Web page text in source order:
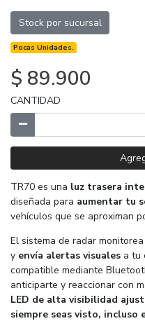
Stock por sucursal
Pocas Unidades.
$ 89.900
CANTIDAD
TR70 es una luz trasera
diseñada para aumentar tu
vehículos que se aproximan
El sistema de radar
y envía alertas visuales a tu
compatible mediante
anticiparte y reaccionar con
LED de alta visibilidad
siempre seas visto, incluso